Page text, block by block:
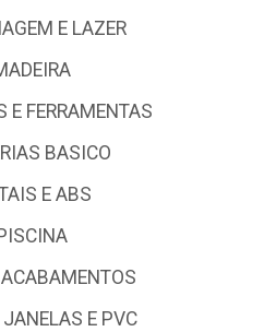
E LAZER
E FERRAMENTAS
BASICO
E ABS
JANELAS E PVC